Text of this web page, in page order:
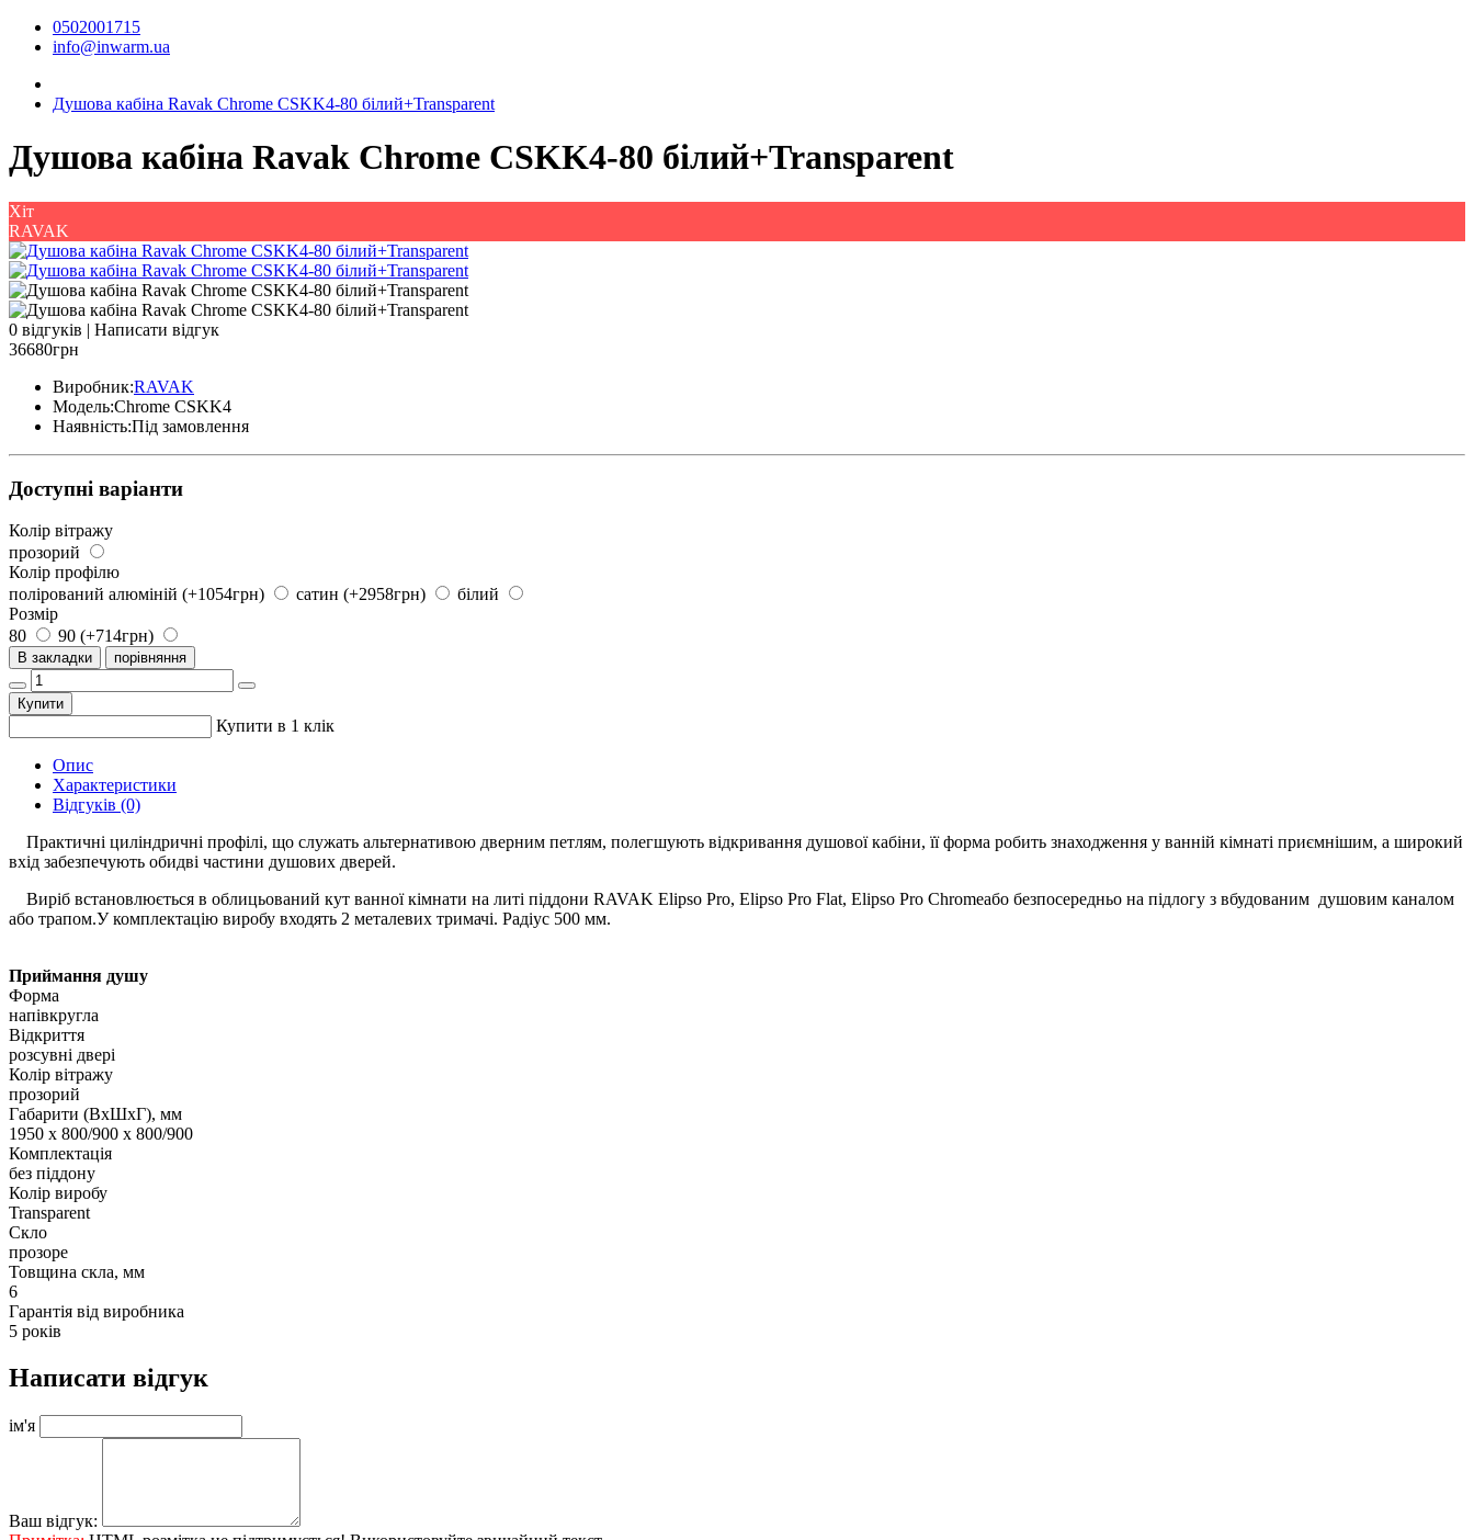
0502001715
info@inwarm.ua
Душова кабіна Ravak Chrome CSKK4-80 білий+Transparent
Душова кабіна Ravak Chrome CSKK4-80 білий+Transparent
Хіт
RAVAK
0 відгуків | Написати відгук
36680грн
Виробник:RAVAK
Модель:Chrome CSKK4
Наявність:Під замовлення
Доступні варіанти
Колір вітражу
прозорий
Колір профілю
полірований алюміній (+1054грн)
сатин (+2958грн)
білий
Розмір
80
90 (+714грн)
В закладки порівняння
Купити
Купити в 1 клік
Опис
Характеристики
Відгуків (0)
Практичні циліндричні профілі, що служать альтернативою дверним петлям, полегшують відкривання душової кабіни, її форма робить знаходження у ванній кімнаті приємнішим, а широкий
вхід забезпечують обидві частини душових дверей.
Виріб встановлюється в облицьований кут ванної кімнати на литі піддони RAVAK Elipso Pro, Elipso Pro Flat, Elipso Pro Chromeабо безпосередньо на підлогу з вбудованим душовим каналом
або трапом.У комплектацію виробу входять 2 металевих тримачі. Радіус 500 мм.
Приймання душу
Форма
напівкругла
Відкриття
розсувні двері
Колір вітражу
прозорий
Габарити (ВхШхГ), мм
1950 х 800/900 х 800/900
Комплектація
без піддону
Колір виробу
Transparent
Скло
прозоре
Товщина скла, мм
6
Гарантія від виробника
5 років
Написати відгук
ім'я
Ваш відгук: